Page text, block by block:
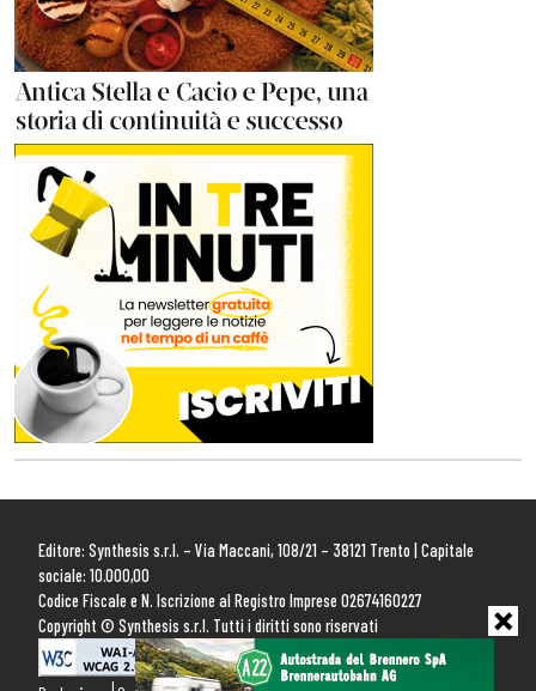
Editore: Synthesis s.r.l. – Via Maccani, 108/21 – 38121 Trento | Capitale
sociale: 10.000,00
Codice Fiscale e N. Iscrizione al Registro Imprese 02674160227
Copyright © Synthesis s.r.l. Tutti i diritti sono riservati